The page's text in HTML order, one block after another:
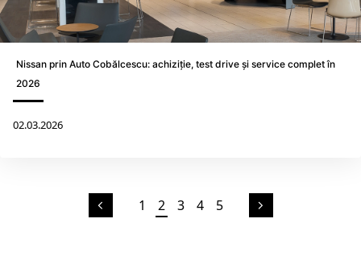
Nissan prin Auto Cobălcescu: achiziție, test drive și service complet în
2026
02.03.2026
1 2 3 4 5